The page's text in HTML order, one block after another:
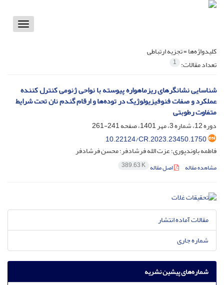
Toggle
کلیدواژه‌ها =تجزیه ارتباطی
تعداد مقالات: 1
شناسایی نشانگرهای ریزماهواره پیوسته با نواحی ژنومی کنترل کننده
عملکرد و صفات فنوفیزیولوژیک در توده‌ها و ارقام گندم نان تحت شرایط
متفاوت رطوبتی
دوره 12، شماره 3، مهر 1401، صفحه
241-261
10.22124/CR.2023.23450.1750
فاطمه باوندپوری؛ عزت الله فرشادفر؛ محسن فرشادفر
مشاهده مقاله اصل مقاله 389.63 K
مقالات آماده انتشار
شماره جاری
شماره‌های پیشین نشریه